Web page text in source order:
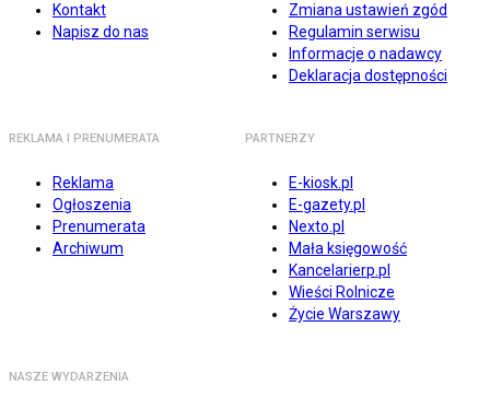
Kontakt
Napisz do nas
Zmiana ustawień zgód
Regulamin serwisu
Informacje o nadawcy
Deklaracja dostępności
REKLAMA I PRENUMERATA
Reklama
Ogłoszenia
Prenumerata
Archiwum
PARTNERZY
E-kiosk.pl
E-gazety.pl
Nexto.pl
Mała księgowość
Kancelarierp.pl
Wieści Rolnicze
Życie Warszawy
NASZE WYDARZENIA